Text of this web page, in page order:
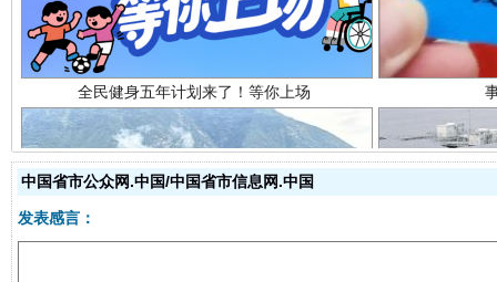
阿坝州三大球赛在茂县开幕 规模
中国省市公众网.中国/中国省市信息网.中国
发表感言：